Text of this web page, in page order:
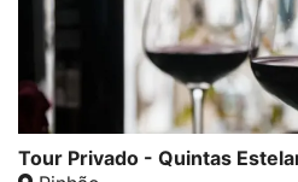
Tour Privado - Quintas